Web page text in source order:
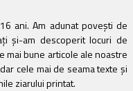
ani. Am adunat povești de
și-am descoperit locuri de
mai bune articole ale noastre
cele mai de seama texte și
ziarului printat.